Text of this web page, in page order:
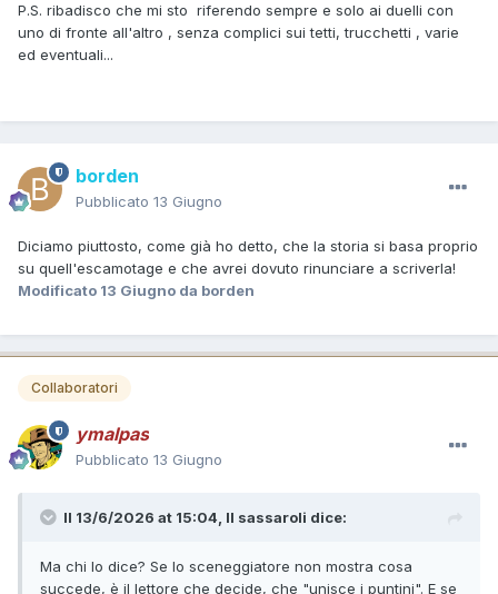
P.S. ribadisco che mi sto riferendo sempre e solo ai duelli con
uno di fronte all'altro , senza complici sui tetti, trucchetti , varie
ed eventuali...
borden
Pubblicato 13 Giugno
Diciamo piuttosto, come già ho detto, che la storia si basa proprio
su quell'escamotage e che avrei dovuto rinunciare a scriverla!
Modificato 13 Giugno da borden
Collaboratori
ymalpas
Pubblicato 13 Giugno
Il 13/6/2026 at 15:04, Il sassaroli dice:
Ma chi lo dice? Se lo sceneggiatore non mostra cosa
succede, è il lettore che decide, che "unisce i puntini". E se